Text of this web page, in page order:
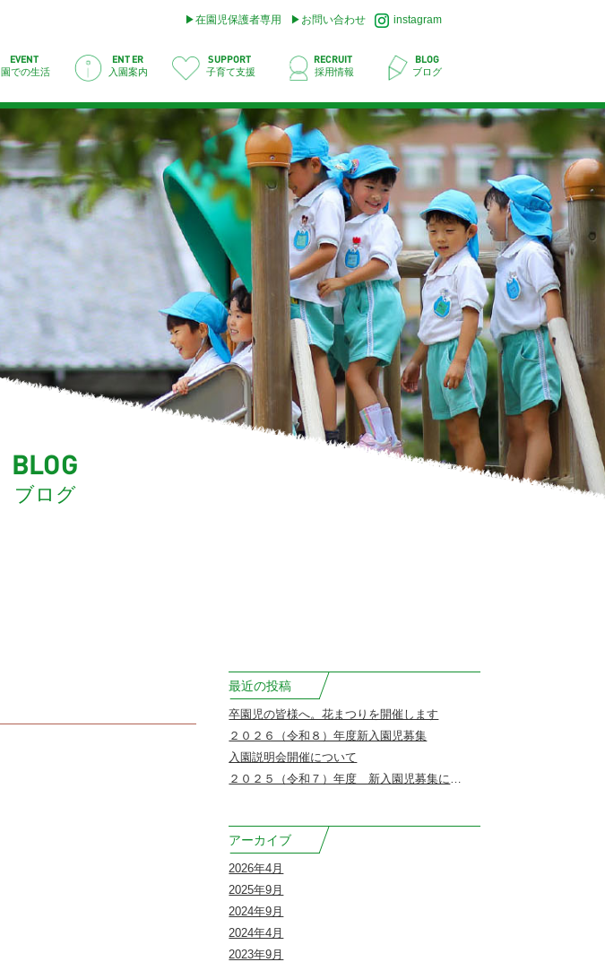
在園児保護者専用 お問い合わせ instagram
EVENT
園での生活
ENTER
入園案内
SUPPORT
子育て支援
RECRUIT
採用情報
BLOG
ブログ
BLOG
ブログ
最近の投稿
卒園児の皆様へ。花まつりを開催します
２０２６（令和８）年度新入園児募集
入園説明会開催について
アーカイブ
2026年4月
2025年9月
2024年9月
2024年4月
2023年9月